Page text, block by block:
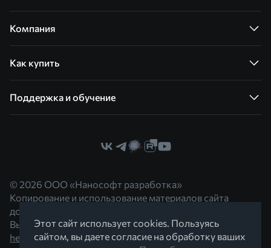
Компания
Как купить
Поддержка и обучение
© 2026 ООО «Нанософт разработка»
Копирование и использование материалов сайта
допускается с согласия правообладателя.
Вы можете обратиться к нам по адресу
hello@nanocad.ru
Этот сайт использует cookies. Пользуясь
сайтом, вы даете согласие на обработку ваших